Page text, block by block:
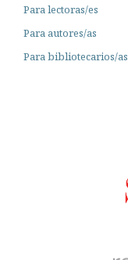
Para lectoras/es
Para autores/as
Para bibliotecarios/as